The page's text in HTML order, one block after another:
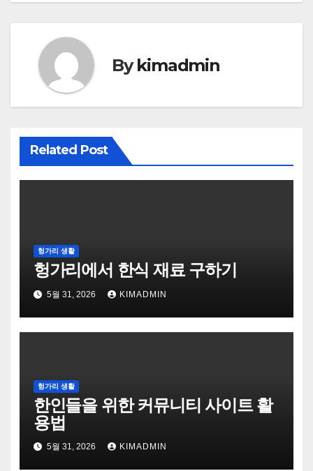
Bykimadmin
Related Post
헝가리 생활
헝가리에서 한식 재료 구하기
5월 31, 2026 KIMADMIN
헝가리 생활
한인들을 위한 커뮤니티 사이트 활
용법
5월 31, 2026 KIMADMIN